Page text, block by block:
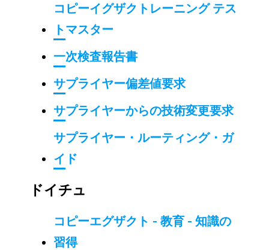
コピーイグザクトレーニング テス
トマスター
一次検査報告書
サプライヤー偏差値要求
サプライヤーからの技術変更要求
サプライヤー・ルーティング・ガ
イド
ドイチュ
コピーエグザクト - 教育 - 知識の
習得